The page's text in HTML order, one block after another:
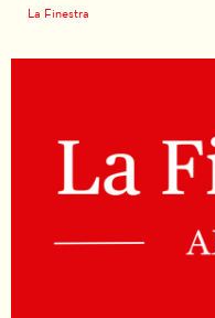
La Finestra